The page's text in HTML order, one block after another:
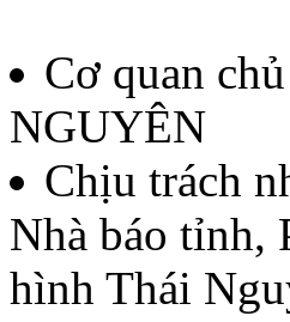
thưởng Báo
thứ II - năm
Lượt
07/QĐ-BTC
Cơ quan
NGUYÊN
Chịu trách
Nhà báo tỉnh,
hình Thái